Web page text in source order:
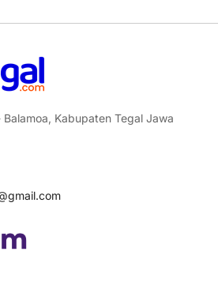
Kabupaten Tegal Jawa